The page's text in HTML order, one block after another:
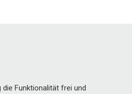
Funktionalität frei und